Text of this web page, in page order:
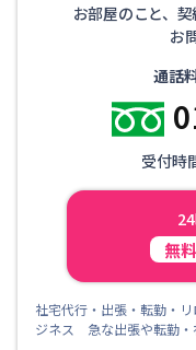
お部屋のこと、
お
通話
受付
無料
社宅代行・出張・転勤・
ジネス 急な出張や転勤・